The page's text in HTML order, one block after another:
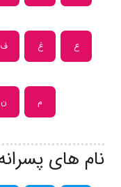
ع غ ف
م ن
نام های